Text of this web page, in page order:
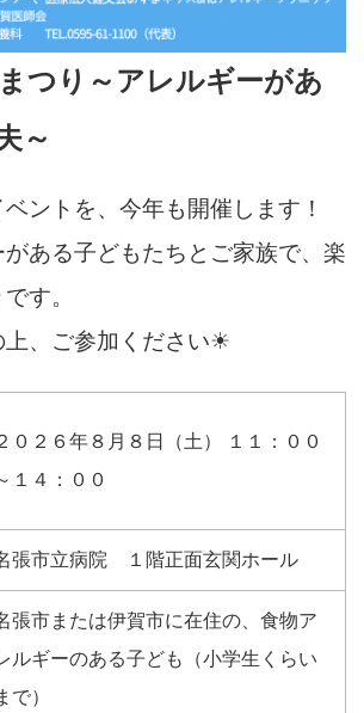
つり～アレルギーがあ
～
ントを、今年も開催します！
ある子どもたちとご家族で、楽
す。
上、ご参加ください☀
０２６年８月８日（土） １１：００
１４：００
張市立病院 １階正面玄関ホール
張市または伊賀市に在住の、食物ア
ルギーのある子ども（小学生くらい
で）